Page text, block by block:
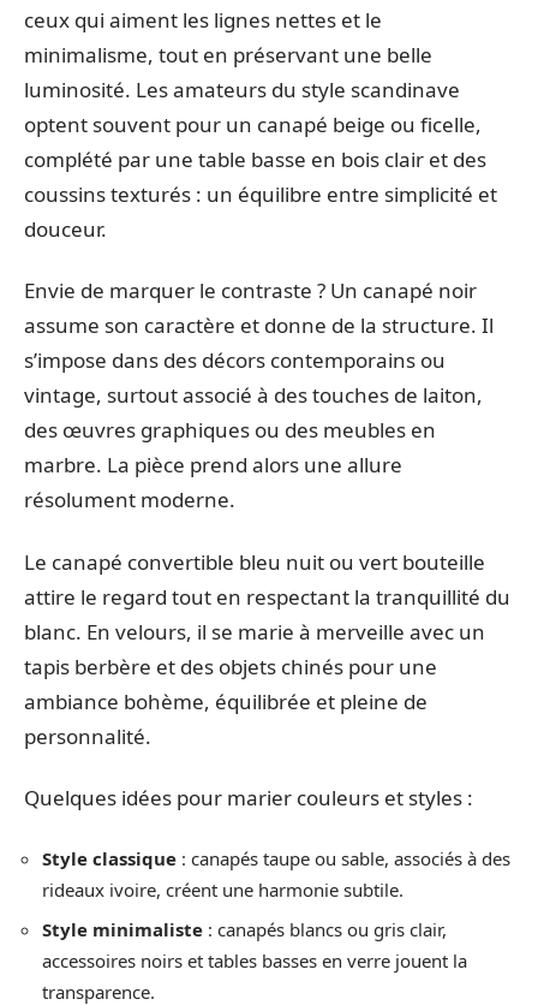
ceux qui aiment les lignes nettes et le
minimalisme, tout en préservant une belle
luminosité. Les amateurs du style scandinave
optent souvent pour un canapé beige ou ficelle,
complété par une table basse en bois clair et des
coussins texturés : un équilibre entre simplicité et
douceur.
Envie de marquer le contraste ? Un canapé noir
assume son caractère et donne de la structure. Il
s’impose dans des décors contemporains ou
vintage, surtout associé à des touches de laiton,
des œuvres graphiques ou des meubles en
marbre. La pièce prend alors une allure
résolument moderne.
Le canapé convertible bleu nuit ou vert bouteille
attire le regard tout en respectant la tranquillité du
blanc. En velours, il se marie à merveille avec un
tapis berbère et des objets chinés pour une
ambiance bohème, équilibrée et pleine de
personnalité.
Quelques idées pour marier couleurs et styles :
Style classique : canapés taupe ou sable, associés à des
rideaux ivoire, créent une harmonie subtile.
Style minimaliste : canapés blancs ou gris clair,
accessoires noirs et tables basses en verre jouent la
transparence.